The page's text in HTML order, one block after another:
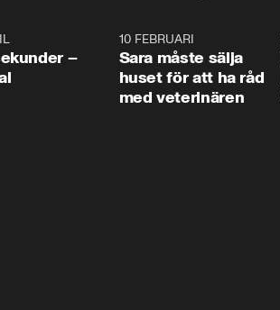
–
10 FEBRUARI
Sara måste sälja
huset för att ha råd
med veterinären